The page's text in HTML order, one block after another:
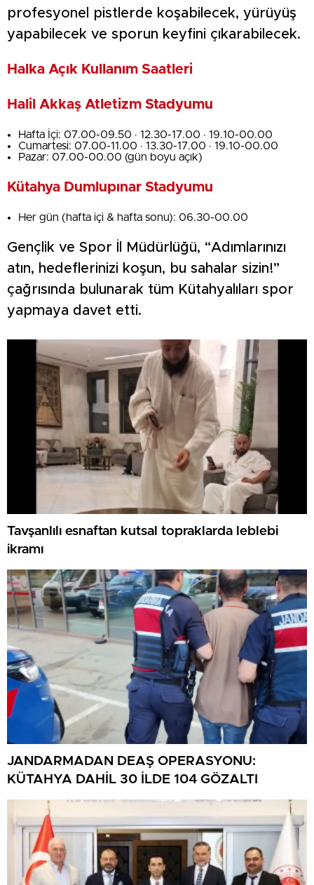
profesyonel pistlerde koşabilecek, yürüyüş
yapabilecek ve sporun keyfini çıkarabilecek.
Halka Açık Kullanım Saatleri
Halil Akkaş Atletizm Stadyumu
Hafta İçi: 07.00-09.50 · 12.30-17.00 · 19.10-00.00
Cumartesi: 07.00-11.00 · 13.30-17.00 · 19.10-00.00
Pazar: 07.00-00.00 (gün boyu açık)
Kütahya Dumlupınar Stadyumu
Her gün (hafta içi & hafta sonu): 06.30-00.00
Gençlik ve Spor İl Müdürlüğü, “Adımlarınızı
atın, hedeflerinizi koşun, bu sahalar sizin!”
çağrısında bulunarak tüm Kütahyalıları spor
yapmaya davet etti.
Tavşanlılı esnaftan kutsal topraklarda leblebi
ikramı
JANDARMADAN DEAŞ OPERASYONU:
KÜTAHYA DAHİL 30 İLDE 104 GÖZALTI